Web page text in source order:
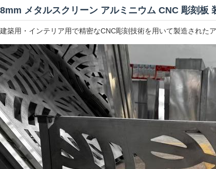
8mm メタルスクリーン アルミニウム CNC 彫刻板
建築用・インテリア用で精密なCNC彫刻技術を用いて製造された